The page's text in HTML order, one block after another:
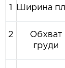
Ширина
2
Обхват
груди